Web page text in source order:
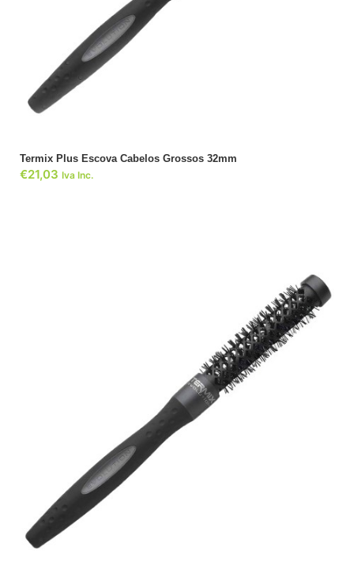
Termix Plus Escova Cabelos Grossos 32mm
€21,03 Iva Inc.